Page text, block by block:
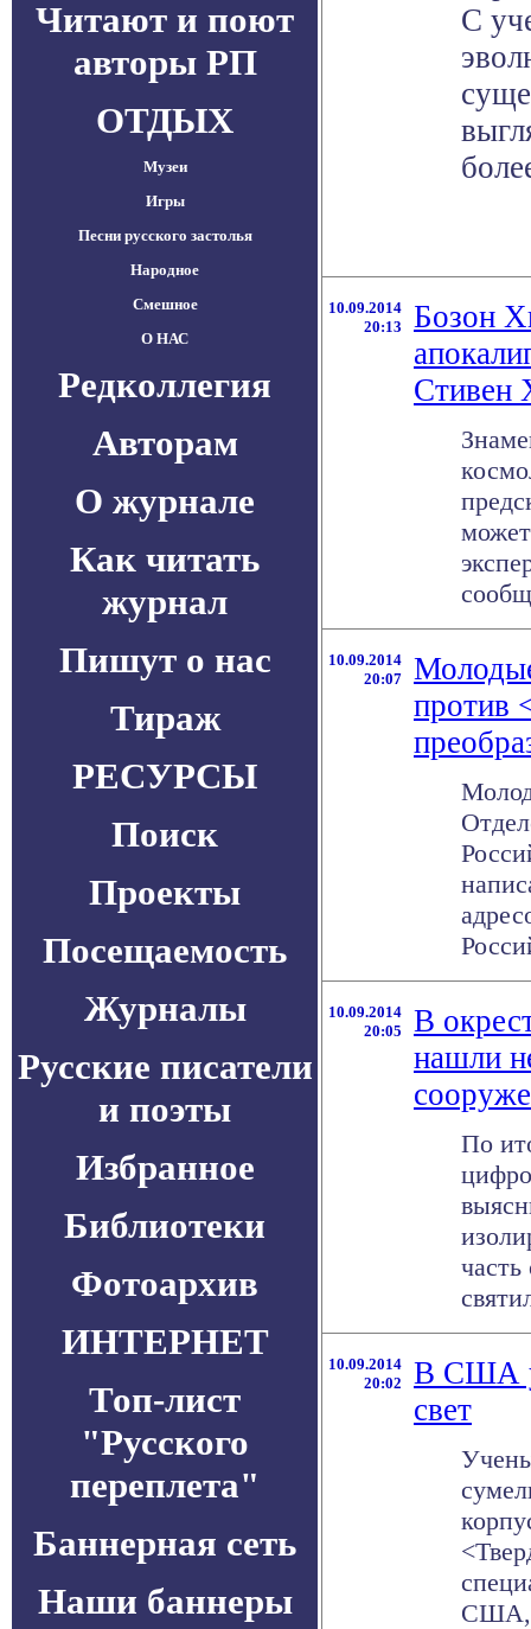
Читают и поют
авторы РП
ОТДЫХ
Музеи
Игры
Песни русского застолья
Народное
Смешное
О НАС
Редколлегия
Авторам
О журнале
Как читать
журнал
Пишут о нас
Тираж
РЕСУРСЫ
Поиск
Проекты
Посещаемость
Журналы
Русские писатели
и поэты
Избранное
Библиотеки
Фотоархив
ИНТЕРНЕТ
Топ-лист
"Русского
переплета"
Баннерная сеть
Наши баннеры
С
10.09.2014
20:13
Бозон
Стивен
10.09.2014
20:07
против
10.09.2014
20:05
В
нашли
По
10.09.2014
20:02
В США
свет
США,